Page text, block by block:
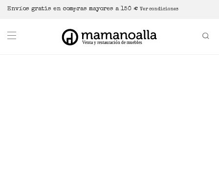
Envíos gratis en compras mayores a 150 € Ver condiciones